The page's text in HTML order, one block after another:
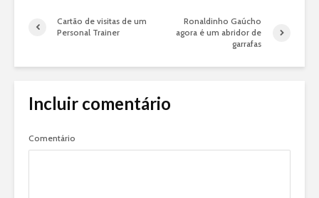
Cartão de visitas de um
Personal Trainer
Ronaldinho Gaúcho
agora é um abridor de
garrafas
Incluir comentário
Comentário